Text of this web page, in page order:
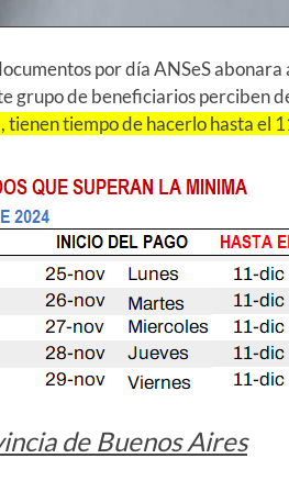
por día ANSeS abonara
grupo de beneficiarios perciben
tienen tiempo de hacerlo hasta el
de Buenos Aires